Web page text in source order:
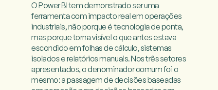
O Power BI tem demonstrado ser uma
ferramenta com impacto real em operações
industriais, não porque é tecnologia de ponta,
mas porque torna visível o que antes estava
escondido em folhas de cálculo, sistemas
isolados e relatórios manuais. Nos três setores
apresentados, o denominador comum foi o
mesmo: a passagem de decisões baseadas